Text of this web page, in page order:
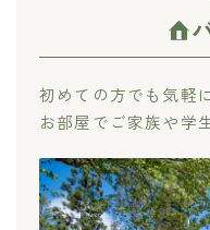
初めての方でも気軽
お部屋でご家族や学